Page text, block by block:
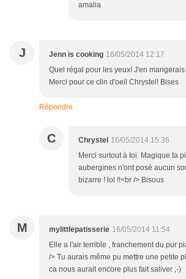
amalia
J Jenn is cooking 16/05/2014 12:17
Quel régal pour les yeux! J'en
Merci pour ce clin d'oeil Chrystel! Bises
Répondre
C Chrystel 16/05/2014 15:36
Merci surtout à toi. Magique ta
aubergines n'ont posé aucun
bizarre ! lol !!<br /> Bisous
M mylittlepatisserie 16/05/2014 11:54
Elle a l'air terrible , franchement du pur
/> Tu aurais même pu mettre une petite
ca nous aurait encore plus fait saliver ;-)